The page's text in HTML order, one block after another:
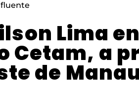
Lima
Cetam, a
de